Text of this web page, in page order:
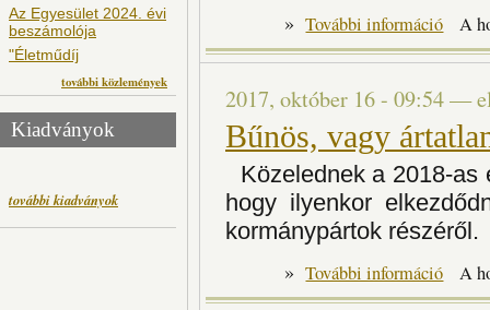
Az Egyesület 2024. évi
beszámolója
"Életműdíj
további közlemények
Kiadványok
további kiadványok
» További információ A
2017, október 16 - 09:54—
Bűnös, vagy
Közelednek a 2018-as
hogy ilyenkor
kormánypártok részéről.
» További információ Bűnös,
A